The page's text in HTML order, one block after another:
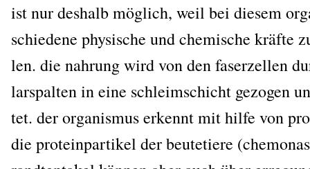
ist nur des­halb mög­lich, weil bei die­sem
schie­de­ne phy­si­sche und che­mi­sche kräf­te
len. die nah­rung wird von den faser­zel­len
lar­spal­ten in eine schleim­schicht gezo­gen
tet. der orga­nis­mus erkennt mit hil­fe von
die pro­te­in­par­ti­kel der beu­te­tie­re